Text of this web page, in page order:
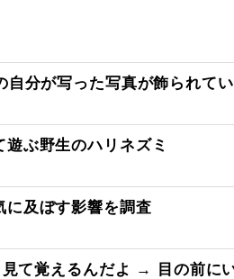
分が写った写真が飾られて
ぶ野生のハリネズミ
に及ぼす影響を調査
て覚えるんだよ → 目の前に